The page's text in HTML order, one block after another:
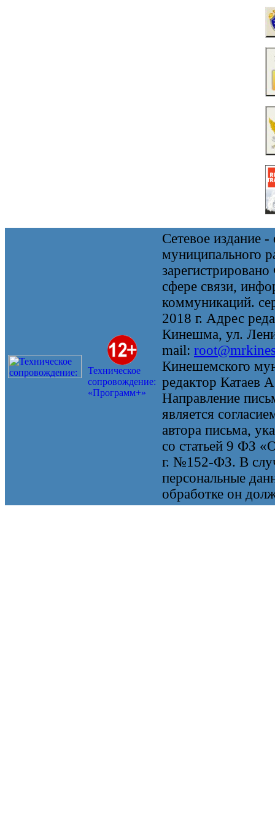
Техническое
сопровождение:
«Программ+»
Сетевое издание
муниципального
сфере связи,
коммуникаций.
2018 г. Адрес
Кинешма, ул.
mail:
Кинешемского
редактор Катаев
Направление
является
автора письма,
со статьей 9 ФЗ
г. №152-ФЗ. В
персональные
обработке он